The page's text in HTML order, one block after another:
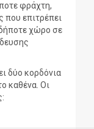
φράχτη,
επιτρέπει
χώρο σε
δύο κορδόνια
καθένα. Οι